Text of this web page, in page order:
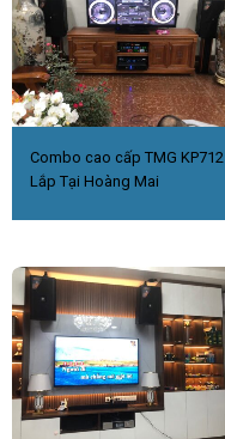
Combo cao cấp TMG KP712
Lắp Tại Hoàng Mai